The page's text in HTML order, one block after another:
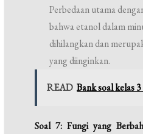
Perbedaan utama
bahwa etanol dalam
dihilangkan dan
yang diinginkan.
READ Bank soal kelas
Soal 7: Fungi yang